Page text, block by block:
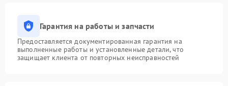
Гарантия на работы и запчасти
Предоставляется документированная гарантия на
выполненные работы и установленные детали, что
защищает клиента от повторных неисправностей